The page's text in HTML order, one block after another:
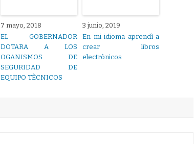
7 mayo, 2018
EL GOBERNADOR
DOTARA A LOS
OGANISMOS DE
SEGURIDAD DE
EQUIPO TÈCNICOS
3 junio, 2019
En mi idioma aprendì a
crear libros
electrònicos